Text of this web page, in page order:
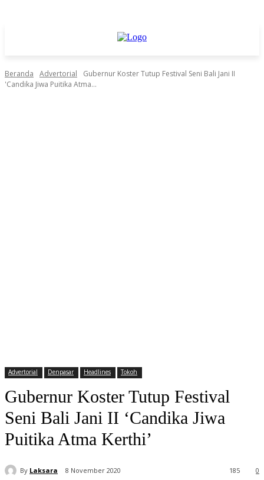
Beranda Advertorial
Gubernur Koster Tutup Festival Seni Bali Jani II
'Candika Jiwa Puitika Atma...
Advertorial Denpasar Headlines Tokoh
Gubernur Koster Tutup Festival
Seni Bali Jani II ‘Candika Jiwa
Puitika Atma Kerthi’
By Laksara 8 November 2020 0
185